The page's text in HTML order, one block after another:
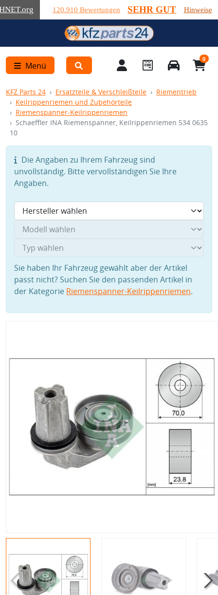
.org 120.910 Bewertungen SEHR GUT Hinweise
Menü
0
KFZ Parts 24 Ersatzteile & Verschleißteile
Riementrieb
Keilrippenriemen und Zubehörteile
Riemenspanner-Keilrippenriemen
Schaeffler INA Riemenspanner, Keilrippenriemen 534 0635
10
Die Angaben zu Ihrem Fahrzeug sind
unvollständig. Bitte vervollständigen Sie Ihre
Angaben.
Sie haben Ihr Fahrzeug gewählt aber der Artikel
passt nicht? Suchen Sie den passenden Artikel in
der Kategorie Riemenspanner-Keilrippenriemen.